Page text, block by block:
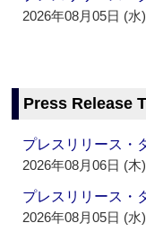
2026年08月05日 (水)
Press Release
プレスリリース
2026年08月06日 (木)
プレスリリース
2026年08月05日 (水)